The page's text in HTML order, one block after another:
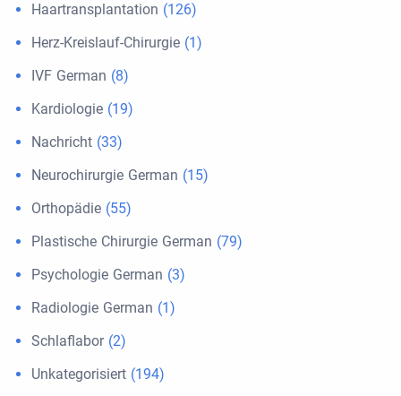
Haartransplantation (126)
Herz-Kreislauf-Chirurgie (1)
IVF German (8)
Kardiologie (19)
Nachricht (33)
Neurochirurgie German (15)
Orthopädie (55)
Plastische Chirurgie German (79)
Psychologie German (3)
Radiologie German (1)
Schlaflabor(2)
Unkategorisiert (194)